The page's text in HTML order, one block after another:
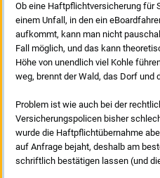
Ob eine Haftpflichtversicherung für
einem Unfall, in den ein
aufkommt, kann man nicht
Fall möglich, und das kann
Höhe von unendlich viel Kohle
weg, brennt der Wald, das Dorf und
Problem ist wie auch bei der
Versicherungspolicen bisher
wurde die Haftpflichtübernahme
auf Anfrage bejaht, deshalb am
schriftlich bestätigen lassen (und